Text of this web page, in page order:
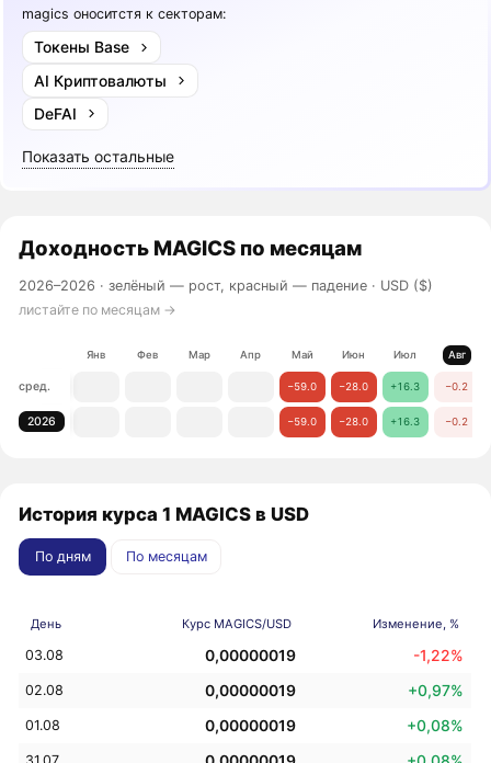
magics оноситстя к секторам:
Токены Base
AI Криптовалюты
DeFAI
Показать остальные
Доходность MAGICS по месяцам
2026–2026 ·зелёный — рост, красный — падение · USD ($)
листайте по месяцам →
Янв Фев Мар Апр Май Июн Июл Авг
сред. −59.0 −28.0 +16.3 −0.2
2026 −59.0 −28.0 +16.3 −0.2
История курса 1 MAGICS в USD
По дням По месяцам
День Курс MAGICS/USD Изменение, %
03.08 0,00000019 -1,22%
02.08 0,00000019 +0,97%
01.08 0,00000019 +0,08%